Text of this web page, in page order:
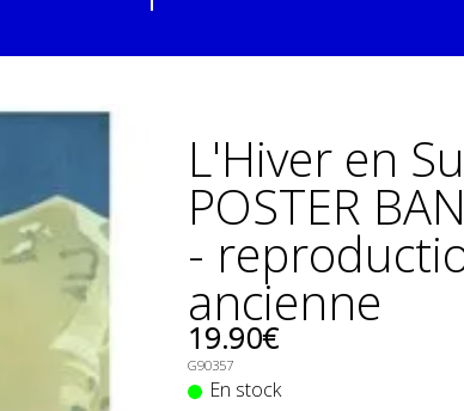
L'Hiver en
POSTER
-
ancienne
19.90€
G90357
En stock